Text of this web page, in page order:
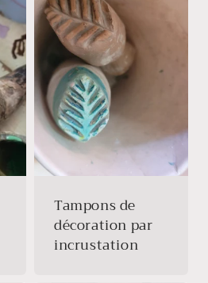
Tampons de
décoration par
incrustation